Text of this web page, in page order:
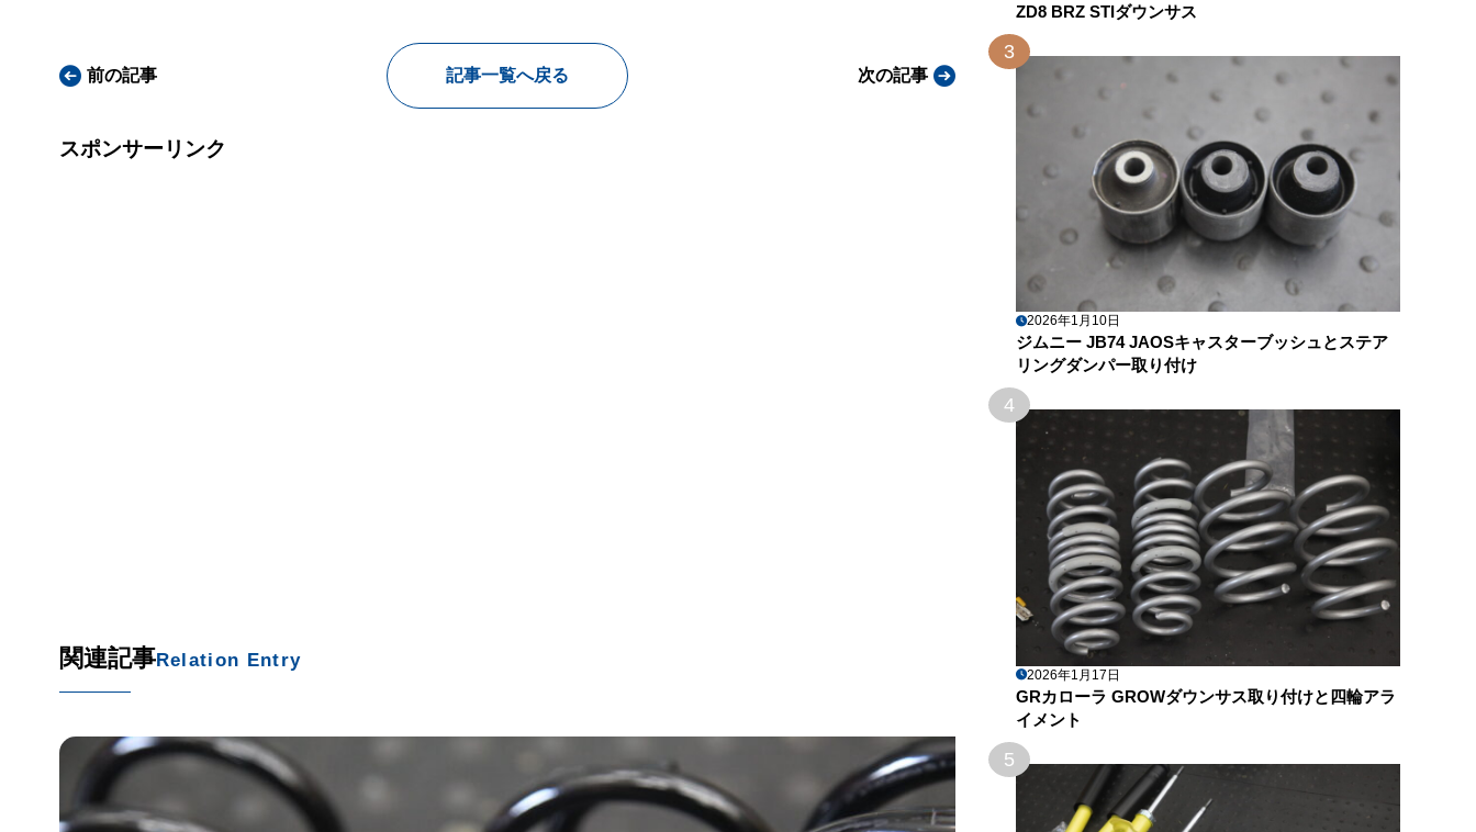
前の記事 記事一覧へ戻る 次の記事
スポンサーリンク
関連記事Relation Entry
ZD8 BRZ STIダウンサス
3
2026年1月10日
ジムニー JB74 JAOSキャスターブッシュとステア
リングダンパー取り付け
4
2026年1月17日
GRカローラ GROWダウンサス取り付けと四輪アラ
イメント
5